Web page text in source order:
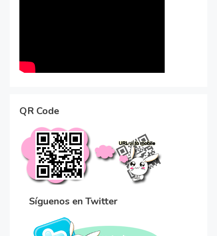
QR Code
Síguenos en Twitter